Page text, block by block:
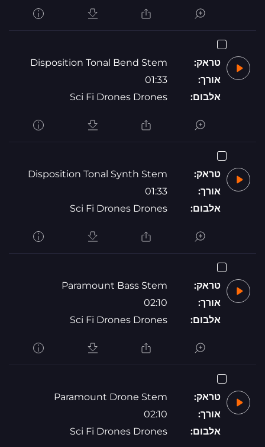
טראק:
Disposition Tonal Bend Stem
אורך:
01:33
אלבום:
Sci Fi Drones Drones
טראק:
Disposition Tonal Synth Stem
אורך:
01:33
אלבום:
Sci Fi Drones Drones
טראק:
Paramount Bass Stem
אורך:
02:10
אלבום:
Sci Fi Drones Drones
טראק:
Paramount Drone Stem
אורך:
02:10
אלבום:
Sci Fi Drones Drones